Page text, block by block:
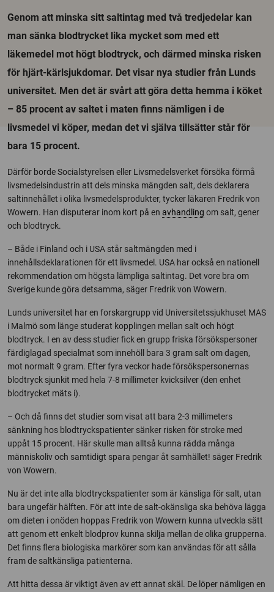
Genom att minska sitt saltintag med två tredjedelar kan
man sänka blodtrycket lika mycket som med ett
läkemedel mot högt blodtryck, och därmed minska risken
för hjärt-kärlsjukdomar. Det visar nya studier från Lunds
universitet. Men det är svårt att göra detta hemma i köket
– 85 procent av saltet i maten finns nämligen i de
livsmedel vi köper, medan det vi själva tillsätter står för
bara 15 procent.
Därför borde Socialstyrelsen eller Livsmedelsverket försöka förmå
livsmedelsindustrin att dels minska mängden salt, dels deklarera
saltinnehållet i olika livsmedelsprodukter, tycker läkaren Fredrik von
Wowern. Han disputerar inom kort på en avhandling om salt, gener
och blodtryck.
– Både i Finland och i USA står saltmängden med i
innehållsdeklarationen för ett livsmedel. USA har också en nationell
rekommendation om högsta lämpliga saltintag. Det vore bra om
Sverige kunde göra detsamma, säger Fredrik von Wowern.
Lunds universitet har en forskargrupp vid Universitetssjukhuset MAS
i Malmö som länge studerat kopplingen mellan salt och högt
blodtryck. I en av dess studier fick en grupp friska försökspersoner
färdiglagad specialmat som innehöll bara 3 gram salt om dagen,
mot normalt 9 gram. Efter fyra veckor hade försökspersonernas
blodtryck sjunkit med hela 7-8 millimeter kvicksilver (den enhet
blodtrycket mäts i).
– Och då finns det studier som visat att bara 2-3 millimeters
sänkning hos blodtryckspatienter sänker risken för stroke med
uppåt 15 procent. Här skulle man alltså kunna rädda många
människoliv och samtidigt spara pengar åt samhället! säger Fredrik
von Wowern.
Nu är det inte alla blodtryckspatienter som är känsliga för salt, utan
bara ungefär hälften. För att inte de salt-okänsliga ska behöva lägga
om dieten i onöden hoppas Fredrik von Wowern kunna utveckla sätt
att genom ett enkelt blodprov kunna skilja mellan de olika grupperna.
Det finns flera biologiska markörer som kan användas för att sålla
fram de saltkänsliga patienterna.
Att hitta dessa är viktigt även av ett annat skäl. De löper nämligen en